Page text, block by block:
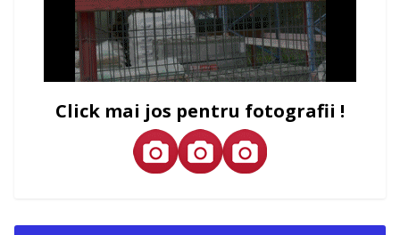
Click mai jos pentru fotografii !